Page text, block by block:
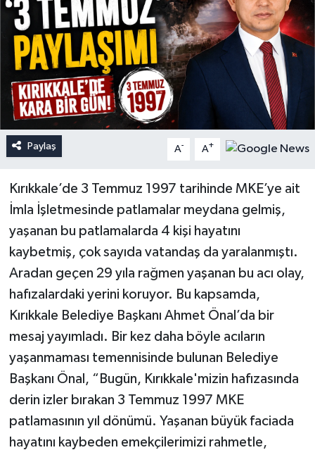
Paylaş A- A+
Kırıkkale’de 3 Temmuz 1997 tarihinde MKE’ye ait
İmla İşletmesinde patlamalar meydana gelmiş,
yaşanan bu patlamalarda 4 kişi hayatını
kaybetmiş, çok sayıda vatandaş da yaralanmıştı.
Aradan geçen 29 yıla rağmen yaşanan bu acı olay,
hafızalardaki yerini koruyor. Bu kapsamda,
Kırıkkale Belediye Başkanı Ahmet Önal’da bir
mesaj yayımladı. Bir kez daha böyle acıların
yaşanmaması temennisinde bulunan Belediye
Başkanı Önal, “Bugün, Kırıkkale'mizin hafızasında
derin izler bırakan 3 Temmuz 1997 MKE
patlamasının yıl dönümü. Yaşanan büyük faciada
hayatını kaybeden emekçilerimizi rahmetle,